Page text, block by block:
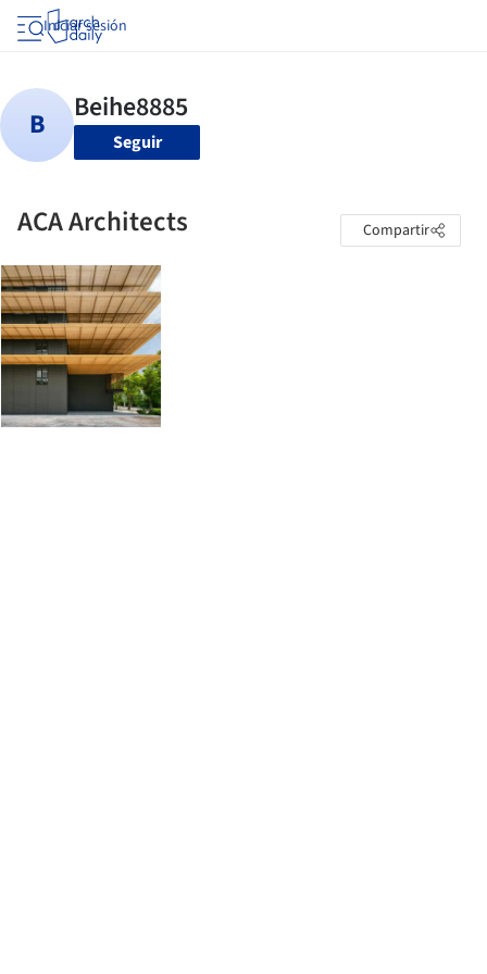
Iniciar sesión
Seguir
ACA Architects Compartir